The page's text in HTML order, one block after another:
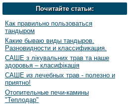
Почитайте статьи:
Как правильно пользоваться
тандыром
Какие бываю виды тандыров.
Разновидности и классификация.
САШЕ з лікувальних трав та наше
здоровья – класифікація
САШЕ из лечебных трав - полезно и
приятно!
Отопительные печи-камины
"Теплодар"